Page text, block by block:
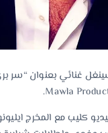
غنائي بعنوان “سر
كليب مع المخرج